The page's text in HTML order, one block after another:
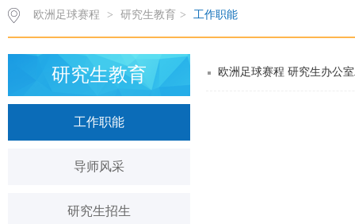
欧洲足球赛程 > 研究生教育 > 工作职能
研究生教育
工作职能
导师风采
研究生招生
欧洲足球赛程 研究生办公